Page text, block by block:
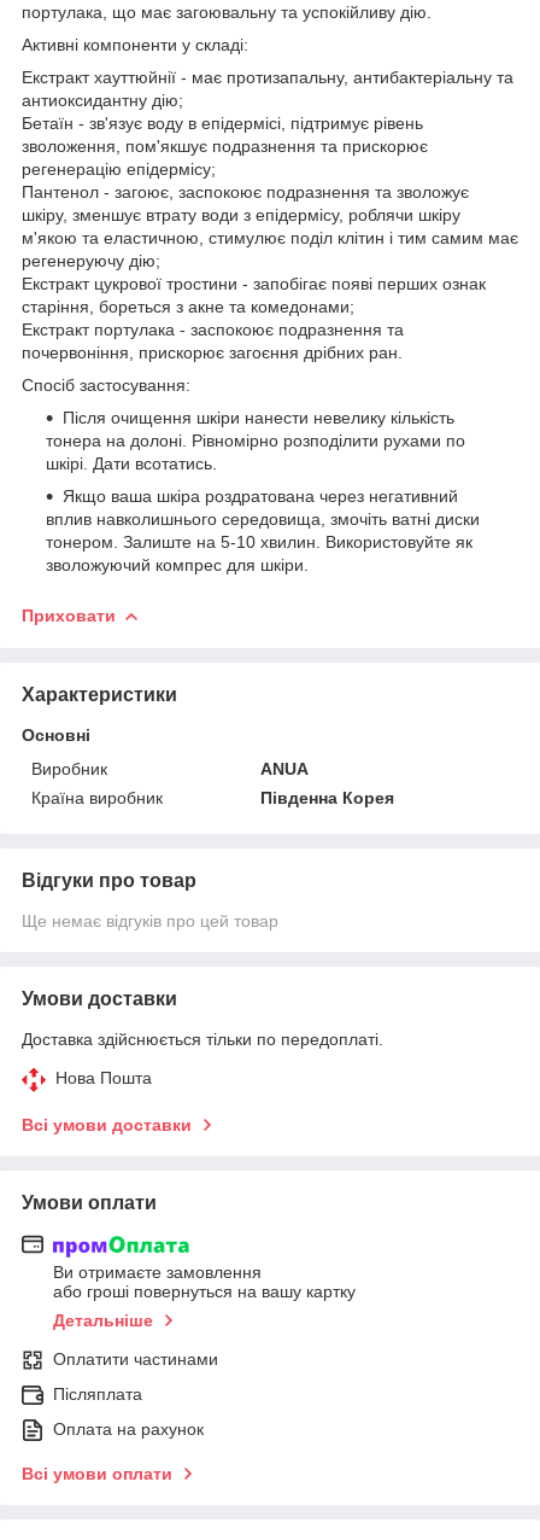
портулака, що має загоювальну та успокійливу дію.
Активні компоненти у складі:
Екстракт хауттюйнії - має протизапальну, антибактеріальну та
антиоксидантну дію;
Бетаїн - зв'язує воду в епідермісі, підтримує рівень
зволоження, пом'якшує подразнення та прискорює
регенерацію епідермісу;
Пантенол - загоює, заспокоює подразнення та зволожує
шкіру, зменшує втрату води з епідермісу, роблячи шкіру
м'якою та еластичною, стимулює поділ клітин і тим самим має
регенеруючу дію;
Екстракт цукрової тростини - запобігає появі перших ознак
старіння, бореться з акне та комедонами;
Екстракт портулака - заспокоює подразнення та
почервоніння, прискорює загоєння дрібних ран.
Спосіб застосування:
Після очищення шкіри нанести невелику кількість
тонера на долоні. Рівномірно розподілити рухами по
шкірі. Дати всотатись.
Якщо ваша шкіра роздратована через негативний
вплив навколишнього середовища, змочіть ватні диски
тонером. Залиште на 5-10 хвилин. Використовуйте як
зволожуючий компрес для шкіри.
Приховати
Характеристики
Основні
Виробник
ANUA
Країна виробник
Південна Корея
Відгуки про товар
Ще немає відгуків про цей товар
Умови доставки
Доставка здійснюється тільки по передоплаті.
Нова Пошта
Всі умови доставки
Умови оплати
Ви отримаєте замовлення
або гроші повернуться на вашу картку
Детальніше
Оплатити частинами
Післяплата
Оплата на рахунок
Всі умови оплати